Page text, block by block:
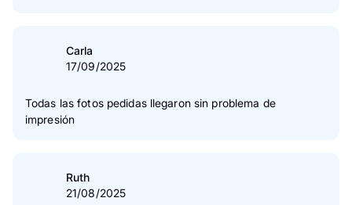
Carla
17/09/2025
Todas las fotos pedidas llegaron sin problema de
impresión
Ruth
21/08/2025